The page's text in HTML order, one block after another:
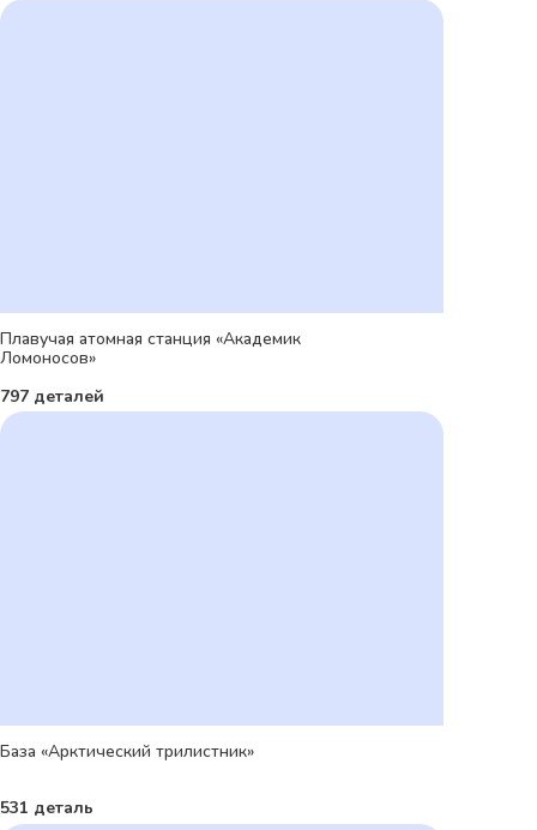
Плавучая атомная станция «Академик
Ломоносов»
797 деталей
База «Арктический трилистник»
531 деталь